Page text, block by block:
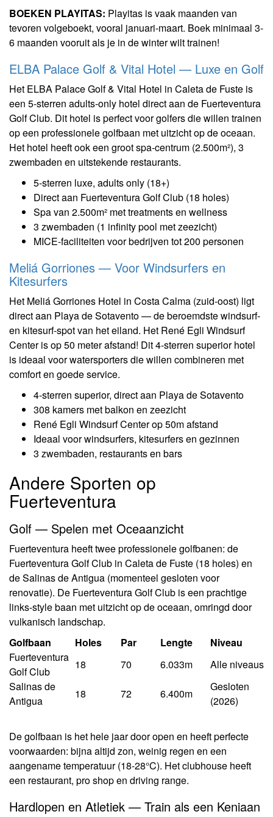
BOEKEN PLAYITAS: Playitas is vaak maanden van
tevoren volgeboekt, vooral januari-maart. Boek minimaal 3-
6 maanden vooruit als je in de winter wilt trainen!
ELBA Palace Golf & Vital Hotel — Luxe en Golf
Het ELBA Palace Golf & Vital Hotel in Caleta de Fuste is
een 5-sterren adults-only hotel direct aan de Fuerteventura
Golf Club. Dit hotel is perfect voor golfers die willen trainen
op een professionele golfbaan met uitzicht op de oceaan.
Het hotel heeft ook een groot spa-centrum (2.500m²), 3
zwembaden en uitstekende restaurants.
5-sterren luxe, adults only (18+)
Direct aan Fuerteventura Golf Club (18 holes)
Spa van 2.500m² met treatments en wellness
3 zwembaden (1 infinity pool met zeezicht)
MICE-faciliteiten voor bedrijven tot 200 personen
Meliá Gorriones — Voor Windsurfers en
Kitesurfers
Het Meliá Gorriones Hotel in Costa Calma (zuid-oost) ligt
direct aan Playa de Sotavento — de beroemdste windsurf-
en kitesurf-spot van het eiland. Het René Egli Windsurf
Center is op 50 meter afstand! Dit 4-sterren superior hotel
is ideaal voor watersporters die willen combineren met
comfort en goede service.
4-sterren superior, direct aan Playa de Sotavento
308 kamers met balkon en zeezicht
René Egli Windsurf Center op 50m afstand
Ideaal voor windsurfers, kitesurfers en gezinnen
3 zwembaden, restaurants en bars
Andere Sporten op
Fuerteventura
Golf — Spelen met Oceaanzicht
Fuerteventura heeft twee professionele golfbanen: de
Fuerteventura Golf Club in Caleta de Fuste (18 holes) en
de Salinas de Antigua (momenteel gesloten voor
renovatie). De Fuerteventura Golf Club is een prachtige
links-style baan met uitzicht op de oceaan, omringd door
vulkanisch landschap.
Golfbaan
Holes Par Lengte
Niveau
Fuerteventura
Golf Club
18 70 6.033m
Alle niveaus
Salinas de
Antigua
18 72 6.400m
Gesloten
(2026)
De golfbaan is het hele jaar door open en heeft perfecte
voorwaarden: bijna altijd zon, weinig regen en een
aangename temperatuur (18-28°C). Het clubhouse heeft
een restaurant, pro shop en driving range.
Hardlopen en Atletiek — Train als een Keniaan